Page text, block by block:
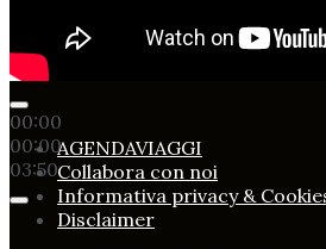
00:00
00:00
03:50
AGENDAVIAGGI
Collabora con noi
Informativa privacy &
Disclaimer